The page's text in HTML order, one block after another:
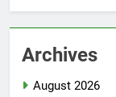
Archives
August 2026